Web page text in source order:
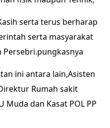
serta terus berharap
serta masyarakat
Persebri.pungkasnya
ini antara lain,Asisten
Rumah sakit
Muda dan Kasat POL PP